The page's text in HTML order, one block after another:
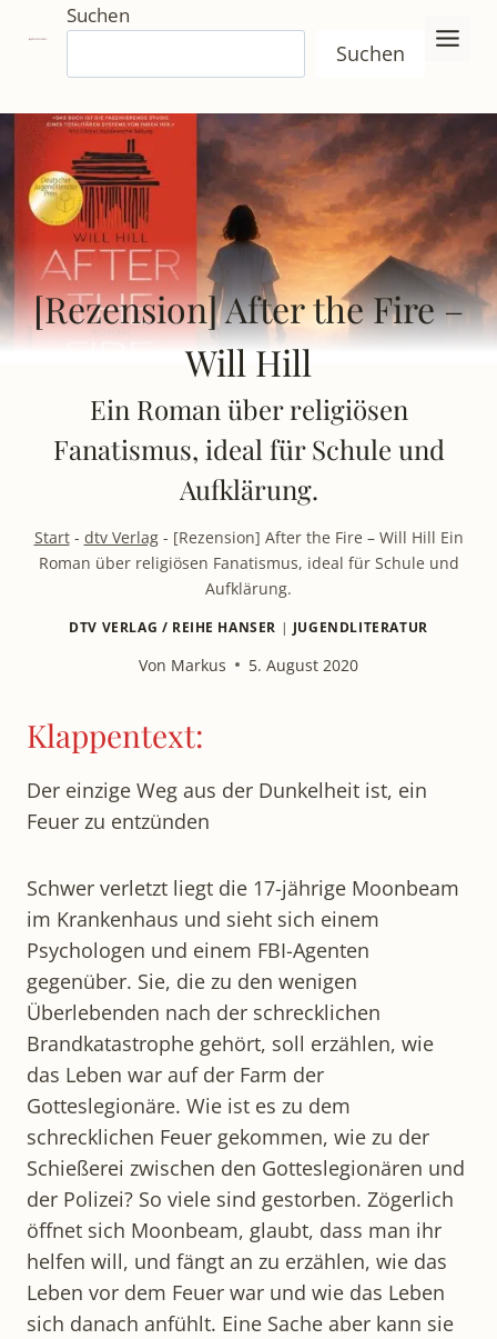
Inhalt
springen
Suchen
Suchen
[Rezension] After the Fire –
Will Hill
Ein Roman über religiösen
Fanatismus, ideal für Schule und
Aufklärung.
Start- dtv Verlag- [Rezension] After the Fire – Will Hill Ein
Roman über religiösen Fanatismus, ideal für Schule und
Aufklärung.
DTV VERLAG / REIHE HANSER | JUGENDLITERATUR
Von Markus 5. August 2020
Klappentext:
Der einzige Weg aus der Dunkelheit ist, ein
Feuer zu entzünden
Schwer verletzt liegt die 17-jährige Moonbeam
im Krankenhaus und sieht sich einem
Psychologen und einem FBI-Agenten
gegenüber. Sie, die zu den wenigen
Überlebenden nach der schrecklichen
Brandkatastrophe gehört, soll erzählen, wie
das Leben war auf der Farm der
Gotteslegionäre. Wie ist es zu dem
schrecklichen Feuer gekommen, wie zu der
Schießerei zwischen den Gotteslegionären und
der Polizei? So viele sind gestorben. Zögerlich
öffnet sich Moonbeam, glaubt, dass man ihr
helfen will, und fängt an zu erzählen, wie das
Leben vor dem Feuer war und wie das Leben
sich danach anfühlt. Eine Sache aber kann sie